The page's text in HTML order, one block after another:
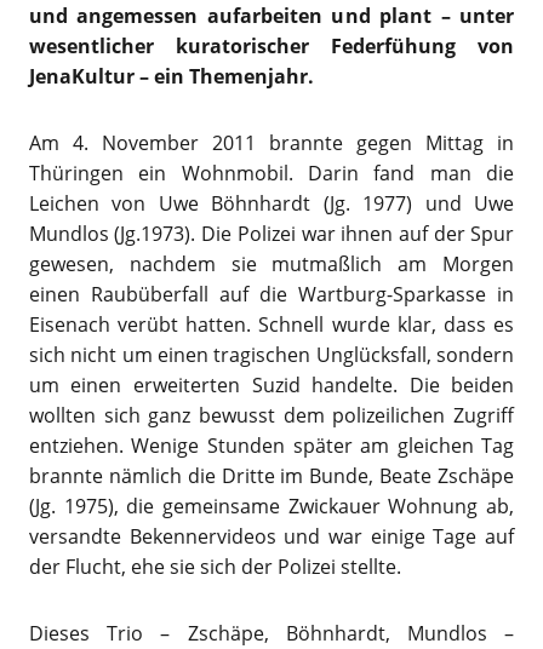
und angemessen aufarbeiten und plant – unter
wesentlicher kuratorischer Federfühung von
JenaKultur – ein Themenjahr.
Am 4. November 2011 brannte gegen Mittag in
Thüringen ein Wohnmobil. Darin fand man die
Leichen von Uwe Böhnhardt (Jg. 1977) und Uwe
Mundlos (Jg.1973). Die Polizei war ihnen auf der Spur
gewesen, nachdem sie mutmaßlich am Morgen
einen Raubüberfall auf die Wartburg-Sparkasse in
Eisenach verübt hatten. Schnell wurde klar, dass es
sich nicht um einen tragischen Unglücksfall, sondern
um einen erweiterten Suzid handelte. Die beiden
wollten sich ganz bewusst dem polizeilichen Zugriff
entziehen. Wenige Stunden später am gleichen Tag
brannte nämlich die Dritte im Bunde, Beate Zschäpe
(Jg. 1975), die gemeinsame Zwickauer Wohnung ab,
versandte Bekennervideos und war einige Tage auf
der Flucht, ehe sie sich der Polizei stellte.
Dieses Trio – Zschäpe, Böhnhardt, Mundlos –